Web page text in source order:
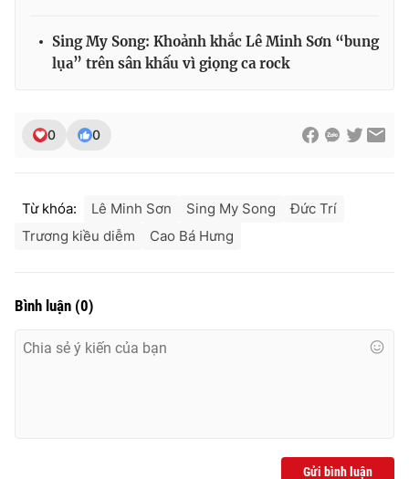
Sing My Song: Khoảnh khắc Lê Minh Sơn “bung
lụa” trên sân khấu vì giọng ca rock
0 0
Từ khóa: Lê Minh Sơn Sing My Song
Đức Trí
Trương kiều diễm
Cao Bá Hưng
Bình luận (0)
Gửi bình luận